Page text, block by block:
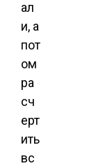
ал
и, а
пот
ом
ра
сч
ерт
ить
вс